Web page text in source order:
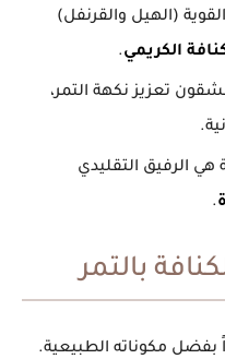
القوية (الهيل والقرنفل)
الكريمي.
تعزيز نكهة التمر،
هي الرفيق التقليدي
.
بالتمر
بفضل مكوناته الطبيعية.